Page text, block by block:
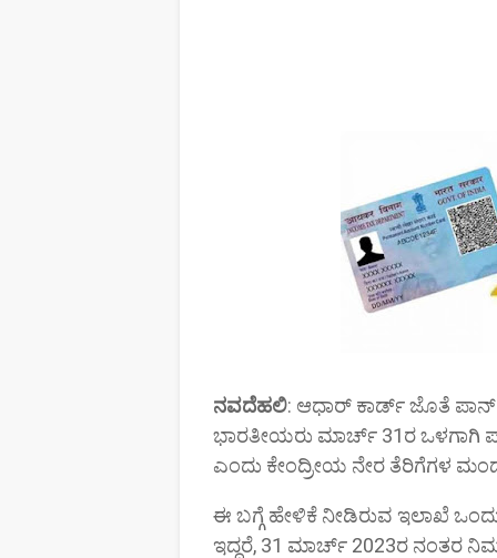
ನವದೆಹಲಿ: ಆಧಾರ್‌ ಕಾರ್ಡ್‌ ಜೊತೆ ಪಾನ್‌
ಭಾರತೀಯರು ಮಾರ್ಚ್ 31ರ ಒಳಗಾಗಿ
ಎಂದು ಕೇಂದ್ರೀಯ ನೇರ ತೆರಿಗೆಗಳ
ಈ ಬಗ್ಗೆ ಹೇಳಿಕೆ ನೀಡಿರುವ ಇಲಾಖೆ
ಇದ್ದರೆ, 31 ಮಾರ್ಚ್ 2023ರ ನಂತರ